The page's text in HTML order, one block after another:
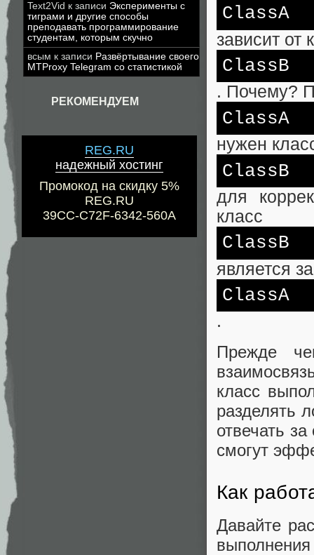
Text2Vid к записи Эксперименты с
тиграми и другие способы
преподавать программирование
студентам, которым скучно
всым к записи Развёртывание своего
MTProxy Telegram со статистикой
РЕКОМЕНДУЕМ
REG.RU
надежный хостинг
Промокод на скидку 5%
REG.RU
39CC-C72F-6342-560A
ClassA
зависит от
ClassB
. Почему?
ClassA
нужен
ClassB
для
класс
ClassB
является
ClassA
.
Прежде
класс
разделять
отвечать
смогут
Как
Давайте